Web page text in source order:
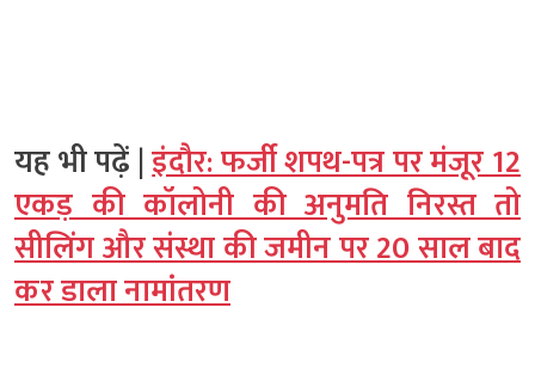
यह भी पढ़ें |इंदौर: फर्जी शपथ-पत्र पर मंजूर 12
एकड़ की कॉलोनी की अनुमति निरस्त तो
सीलिंग और संस्था की जमीन पर 20 साल बाद
कर डाला नामांतरण